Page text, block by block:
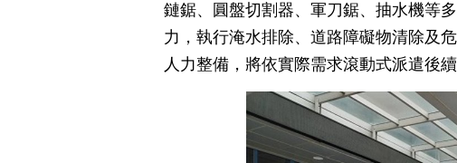
鏈鋸、圓盤切割器、軍刀鋸、抽水機等
力，執行淹水排除、道路障礙物清除及
人力整備，將依實際需求滾動式派遣後